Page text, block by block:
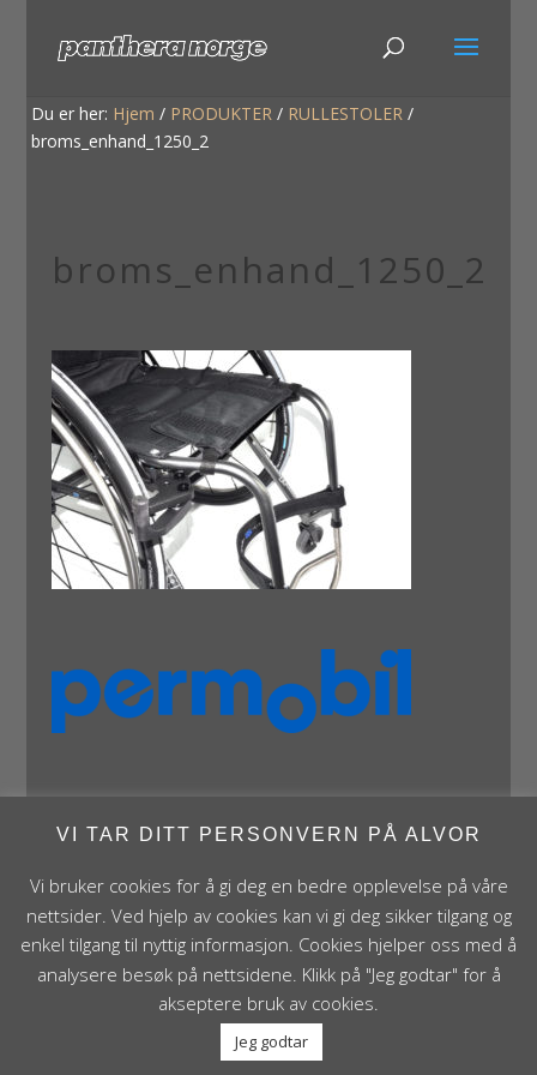
Du er her: Hjem / PRODUKTER / RULLESTOLER /
broms_enhand_1250_2
broms_enhand_1250_2
Panthera Norge AS • Røykenveien 142A • NO - 1386
Asker • Norge • post@panthera.no • Tlf: 90 24 55 55 •
Org.nr. NO 995 824 841 MVA Foretaksregisteret
VI TAR DITT PERSONVERN PÅ ALVOR
Vi bruker cookies for å gi deg en bedre opplevelse på våre
nettsider. Ved hjelp av cookies kan vi gi deg sikker tilgang og
enkel tilgang til nyttig informasjon. Cookies hjelper oss med å
analysere besøk på nettsidene. Klikk på "Jeg godtar" for å
akseptere bruk av cookies.
Jeg godtar